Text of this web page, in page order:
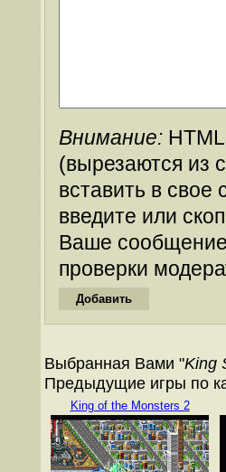
Внимание:
(вырезаются из
вставить в
введите или
Ваше
проверки
Выбранная Вами "King
Предыдущие игры по
King of the Monsters 2